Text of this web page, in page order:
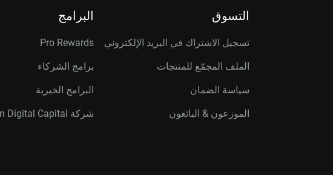
التسوق
تسجيل الاشتراك في البريد الإلكتروني
الملف المجمّع للمنتجات
سياسة الضمان
الموزعون & البائعون
البرامج
Pro Rewards
برامج الشركاء
البرامج الخيرية
شركة Western Digital Capital